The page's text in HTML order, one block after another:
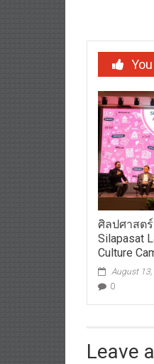
ศิลปศาสต
Silapasat
Culture
August
0
Leave